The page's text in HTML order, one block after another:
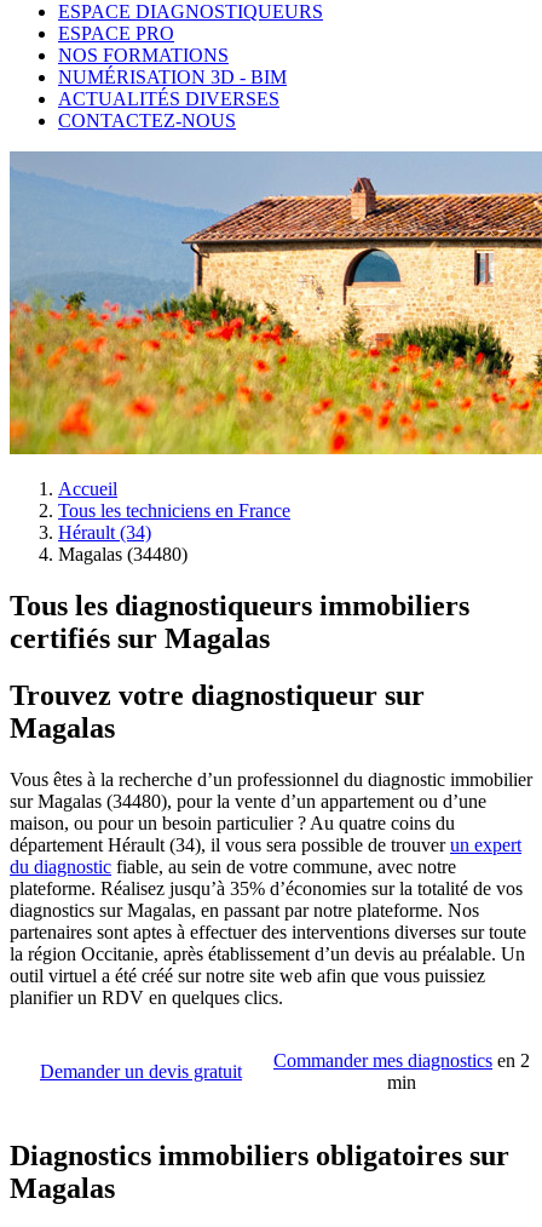
ESPACE DIAGNOSTIQUEURS
ESPACE PRO
NOS FORMATIONS
NUMÉRISATION 3D - BIM
ACTUALITÉS DIVERSES
CONTACTEZ-NOUS
Accueil
Tous les techniciens en France
Hérault (34)
Magalas (34480)
Tous les diagnostiqueurs immobiliers
certifiés sur Magalas
Trouvez votre diagnostiqueur sur
Magalas
Vous êtes à la recherche d’un professionnel du diagnostic immobilier
sur Magalas (34480), pour la vente d’un appartement ou d’une
maison, ou pour un besoin particulier ? Au quatre coins du
département Hérault (34), il vous sera possible de trouverun expert
du diagnostic fiable, au sein de votre commune, avec notre
plateforme. Réalisez jusqu’à 35% d’économies sur la totalité de vos
diagnostics sur Magalas, en passant par notre plateforme. Nos
partenaires sont aptes à effectuer des interventions diverses sur toute
la région Occitanie, après établissement d’un devis au préalable. Un
outil virtuel a été créé sur notre site web afin que vous puissiez
planifier un RDV en quelques clics.
Demander un devis gratuit
Commander mes diagnostics en 2
min
Diagnostics immobiliers obligatoires sur
Magalas